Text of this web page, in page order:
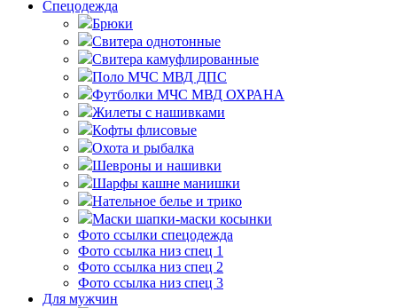
Спецодежда
Брюки
Свитера однотонные
Свитера камуфлированные
Поло МЧС МВД ДПС
Футболки МЧС МВД ОХРАНА
Жилеты с нашивками
Кофты флисовые
Охота и рыбалка
Шевроны и нашивки
Шарфы кашне манишки
Нательное белье и трико
Маски шапки-маски косынки
Фото ссылки спецодежда
Фото ссылка низ спец 1
Фото ссылка низ спец 2
Фото ссылка низ спец 3
Для мужчин